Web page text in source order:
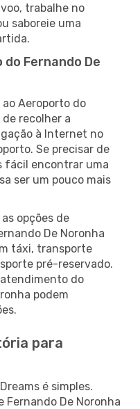
trabalhe no
saboreie uma
Fernando De
Aeroporto do
de recolher a
à Internet no
Se precisar de
fácil encontrar uma
ser um pouco mais
opções de
De Noronha
táxi, transporte
pré-reservado.
do
podem
para
é simples.
Fernando De Noronha